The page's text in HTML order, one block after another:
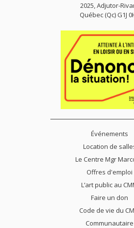
2025, Adjutor-
Québec (Qc) G1J
Événements
Location de
Le Centre Mgr
Offres d'emploi
L’art public au
Faire un don
Code de vie du
Communautaire